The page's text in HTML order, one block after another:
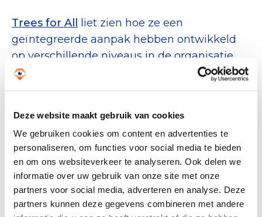
Deze website maakt gebruik van cookies
We gebruiken cookies om content en advertenties te
personaliseren, om functies voor social media te bieden
en om ons websiteverkeer te analyseren. Ook delen we
informatie over uw gebruik van onze site met onze
partners voor social media, adverteren en analyse. Deze
partners kunnen deze gegevens combineren met andere
Trees for All
liet zien hoe ze een
geïntegreerde aanpak hebben ontwikkeld
op verschillende niveaus in de organisatie
om zo hun impact beter in kaart kunnen te
brengen en hierover te communiceren.
Amref Flying Doctorsdeelde haar reis
richting een werkwijze waarin ze op
programmatisch niveau is gaan werken met
een Theory of Change (ToC) om zo nog
effectievere programma’s in Afrika te
kunnen realiseren.